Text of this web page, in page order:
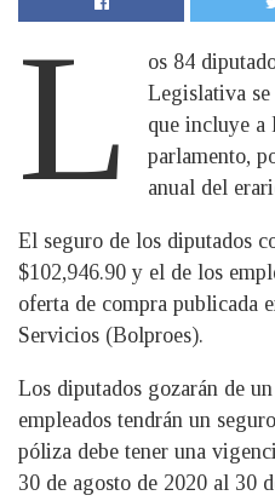
L
os 84
Legislativa se
que incluye a
parlamento,
anual del
El seguro de los diputados
$102,946.90 y el de los
oferta de compra publicada
Servicios (Bolproes).
Los diputados gozarán de
empleados tendrán un
póliza debe tener una
30 de agosto de 2020 al 30